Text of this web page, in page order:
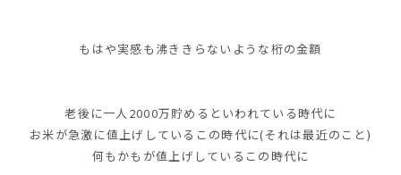
もはや実感も沸ききらないような桁の金額
老後に一人2000万貯めるといわれている時代に
お米が急激に値上げしているこの時代に(それは最近のこと)
何もかもが値上げしているこの時代に